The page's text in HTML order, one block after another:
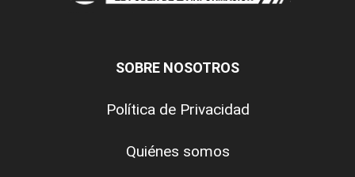
SOBRE NOSOTROS
Política de Privacidad
Quiénes somos